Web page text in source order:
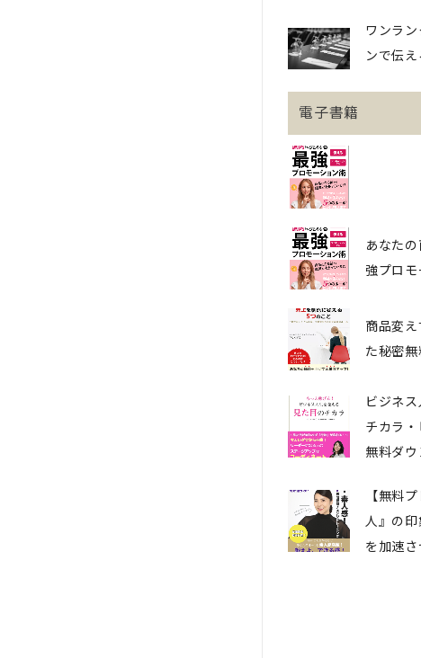
ワンラ
ンで伝え
電子書籍
あなた
強プロ
商品変
た秘密無
ビジネ
チカラ
無料ダ
【無料
人』の
を加速さ